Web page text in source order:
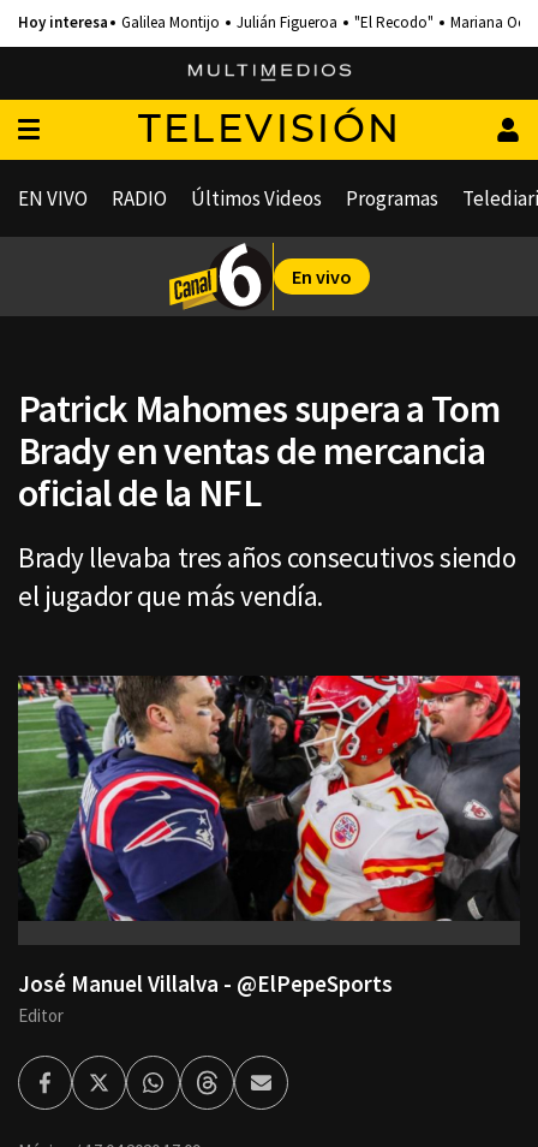
Galilea Montijo Julián Figueroa "El Recodo" Mariana
TELEVISIÓN
EN VIVO RADIO Últimos Videos Programas
En vivo
Patrick Mahomes supera a Tom
Brady en ventas de mercancia
oficial de la NFL
Brady llevaba tres años consecutivos siendo
el jugador que más vendía.
José Manuel Villalva - @ElPepeSports
Editor
FacebookTwitterWhatsappThreadsEnviar
por